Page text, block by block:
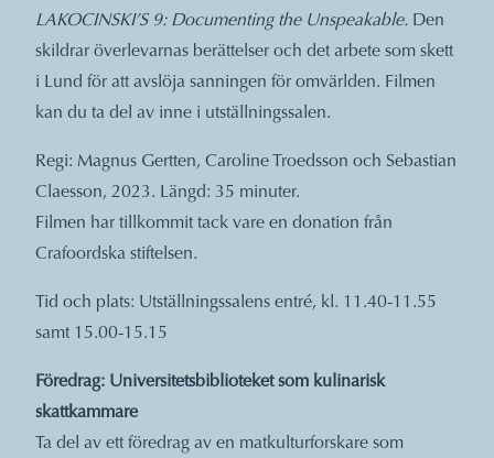
LAKOCINSKI’S 9: Documenting the Unspeakable. Den
skildrar överlevarnas berättelser och det arbete som skett
i Lund för att avslöja sanningen för omvärlden. Filmen
kan du ta del av inne i utställningssalen.
Regi: Magnus Gertten, Caroline Troedsson och Sebastian
Claesson, 2023. Längd: 35 minuter.
Filmen har tillkommit tack vare en donation från
Crafoordska stiftelsen.
Tid och plats: Utställningssalens entré, kl. 11.40-11.55
samt 15.00-15.15
Föredrag: Universitetsbiblioteket som kulinarisk
skattkammare
Ta del av ett föredrag av en matkulturforskare som